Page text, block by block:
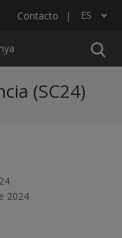
Contacto ES
Lista adicional de acciones
(SC24)
2024